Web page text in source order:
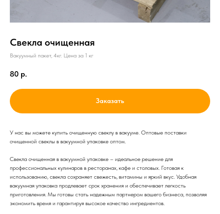
Свекла очищенная
Вакуумный пакет, 4кг. Цена за 1 кг
80 р.
Заказать
У нас вы можете купить очищенную свеклу в вакууме. Оптовые поставки
очищенной свеклы в вакуумной упаковке оптом.
Свекла очищенная в вакуумной упаковке – идеальное решение для
профессиональных кулинаров в ресторанах, кафе и столовых. Готовая к
использованию, свекла сохраняет свежесть, витамины и яркий вкус. Удобная
вакуумная упаковка продлевает срок хранения и обеспечивает легкость
приготовления. Мы готовы стать надежным партнером вашего бизнеса, позволяя
экономить время и гарантируя высокое качество ингредиентов.